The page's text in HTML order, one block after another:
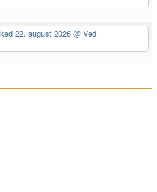
22. august 2026 @ Ved